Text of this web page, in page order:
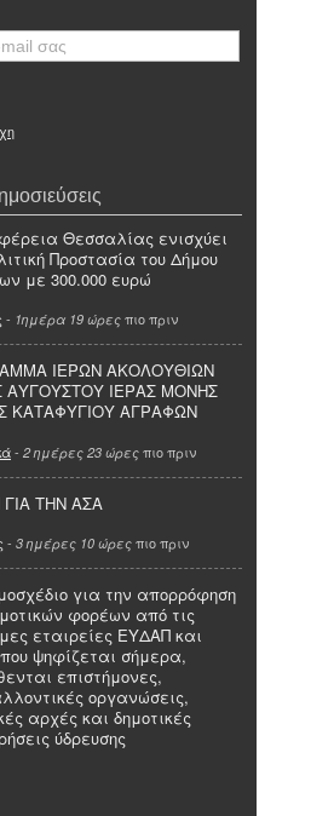
Θεσσαλίας ενισχύει
Προστασία του Δήμου
με 300.000 ευρώ
- 1ημέρα 19 ώρες πιο πριν
ΙΕΡΩΝ ΑΚΟΛΟΥΘΙΩΝ
ΑΥΓΟΥΣΤΟΥ ΙΕΡΑΣ ΜΟΝΗΣ
ΚΑΤΑΦΥΓΙΟΥ ΑΓΡΑΦΩΝ
- 2 ημέρες 23 ώρες πιο πριν
ΤΗΝ ΑΣΑ
- 3 ημέρες 10 ώρες πιο πριν
για την απορρόφηση
φορέων από τις
εταιρείες ΕΥΔΑΠ και
ψηφίζεται σήμερα,
επιστήμονες,
οργανώσεις,
αρχές και δημοτικές
ύδρευσης